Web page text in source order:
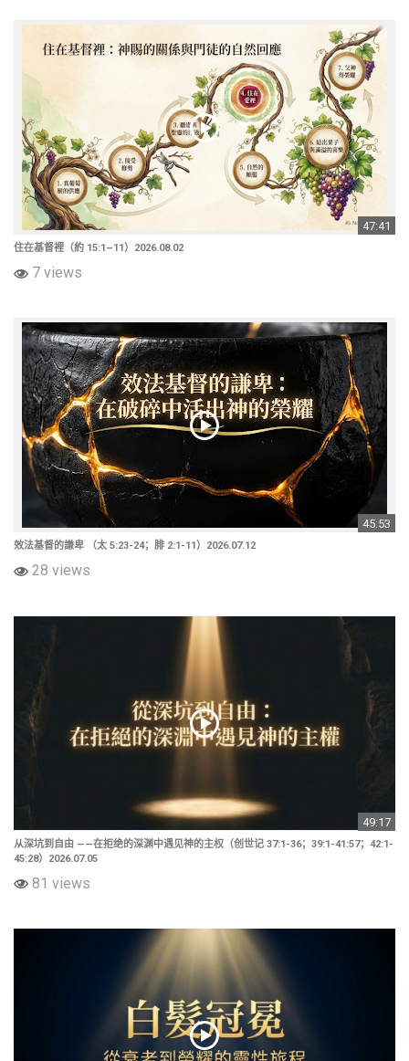
47:41
住在基督裡（約 15:1–11）2026.08.02
7 views
45:53
效法基督的謙卑 （太 5:23-24；腓 2:1-11）2026.07.12
28 views
49:17
从深坑到自由 ——在拒绝的深渊中遇见神的主权（创世记 37:1-36；39:1-41:57；42:1-
45:28）2026.07.05
81 views